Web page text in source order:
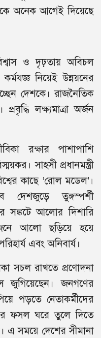
অনেক আগেই দিয়েছে
ও দৃঢ়তায় অবিচল
কর্মযজ্ঞ নিয়েই উন্নয়নের
দেশকে। রাজনৈতিক
প্রবৃদ্ধি লক্ষ্যমাত্রা অর্জন
রক্ষার পাশাপাশি
সাহসী প্রধানমন্ত্রী
কাছে ‘রোল মডেল’।
দেশজুড়ে তুঙ্গস্পর্শী
সঙ্কটে আলোর দিশারি
আলো ছড়িয়ে হয়ে
এবং অনিবার্য।
সচল রাখতে প্রণোদনা
জুগিয়েছেন। জনগণের
পড়তে নেতাকর্মীদের
ফসল ঘরে তুলে দিতে
এ সময়ে দেশের সীমানা